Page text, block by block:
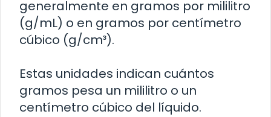
generalmente en gramos por mililitro
(g/mL) o en gramos por centímetro
cúbico (g/cm³).
Estas unidades indican cuántos
gramos pesa un mililitro o un
centímetro cúbico del líquido.